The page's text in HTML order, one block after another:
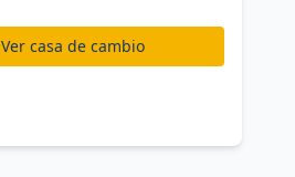
Ver casa de cambio